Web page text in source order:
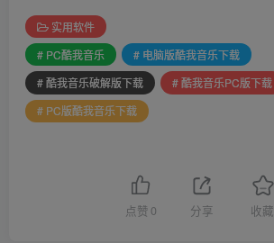
实用软件
# PC酷我音乐
# 电脑版酷我音乐下载
# 酷我音乐破解版下载
# 酷我音乐PC版下载
# PC版酷我音乐下载
点赞 0 分享 收藏